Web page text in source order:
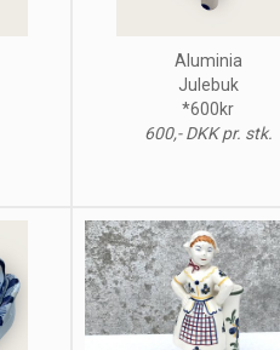
Aluminia
Julebuk
*600kr
600,- DKK pr. stk.